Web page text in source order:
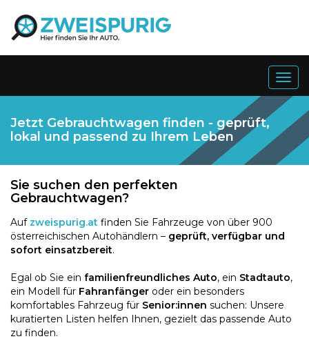
Jetzt Gebrauchtwagen finden - geprüft,
lokal und passend zu Ihrem Leben
Sie suchen den perfekten
Gebrauchtwagen?
Auf zweispurig.at finden Sie Fahrzeuge von über 900
österreichischen Autohändlern – geprüft, verfügbar und
sofort einsatzbereit.
Egal ob Sie ein familienfreundliches Auto, ein Stadtauto,
ein Modell für Fahranfänger oder ein besonders
komfortables Fahrzeug für Senior:innen suchen: Unsere
kuratierten Listen helfen Ihnen, gezielt das passende Auto
zu finden.